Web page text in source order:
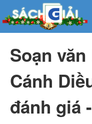
Soạn
Cánh
đánh giá